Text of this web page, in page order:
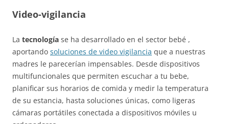
Video-vigilancia
La tecnología se ha desarrollado en el sector bebé ,
aportando soluciones de video vigilancia que a nuestras
madres le parecerían impensables. Desde dispositivos
multifuncionales que permiten escuchar a tu bebe,
planificar sus horarios de comida y medir la temperatura
de su estancia, hasta soluciones únicas, como ligeras
cámaras portátiles conectada a dispositivos móviles u